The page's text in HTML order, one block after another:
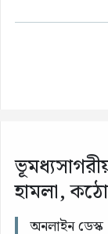
হামলা,
অনলাইন ডেস্ক